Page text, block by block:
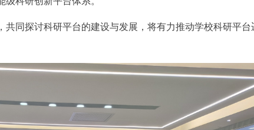
共同探讨科研平台的建设与发展，将有力推动学校科研平台